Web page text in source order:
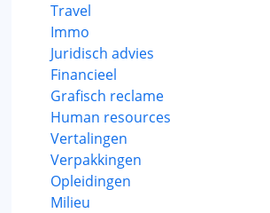
Travel
Immo
Juridisch advies
Financieel
Grafisch reclame
Human resources
Vertalingen
Verpakkingen
Opleidingen
Milieu